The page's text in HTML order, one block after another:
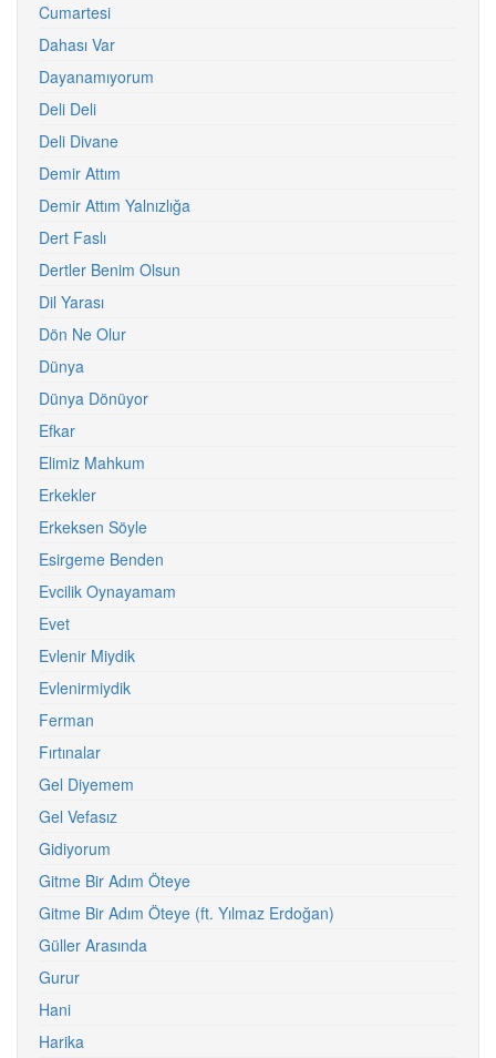
Cumartesi
Dahası Var
Dayanamıyorum
Deli Deli
Deli Divane
Demir Attım
Demir Attım Yalnızlığa
Dert Faslı
Dertler Benim Olsun
Dil Yarası
Dön Ne Olur
Dünya
Dünya Dönüyor
Efkar
Elimiz Mahkum
Erkekler
Erkeksen Söyle
Esirgeme Benden
Evcilik Oynayamam
Evet
Evlenir Miydik
Evlenirmiydik
Ferman
Fırtınalar
Gel Diyemem
Gel Vefasız
Gidiyorum
Gitme Bir Adım Öteye
Gitme Bir Adım Öteye (ft. Yılmaz Erdoğan)
Güller Arasında
Gurur
Hani
Harika